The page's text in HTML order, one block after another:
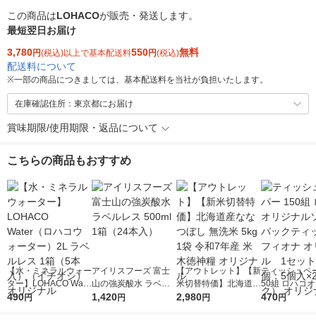
この商品はLOHACOが販売・発送します。
最短翌日お届け
3,780円(税込)以上で基本配送料550円(税込)無料
配送料について
※一部の商品につきましては、基本配送料を当社が負担いたします。
在庫確認住所：東京都にお届け
賞味期限/使用期限・返品について
こちらの商品もおすすめ
【水・ミネラルウォー
ター】LOHACO Wate
r（ロハコウォータ
490円
アイリスフーズ 富士
山の強炭酸水 ラベル
レス 500ml 1箱（24
1,420円
【アウトレット】【新
米切替特価】北海道産
ななつぼし 無洗米 5k
2,980円
ティッシュペ
50組 ロハコ
ルソフトパッ
470円